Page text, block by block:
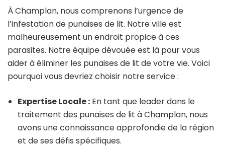
À Champlan, nous comprenons l’urgence de
l’infestation de punaises de lit. Notre ville est
malheureusement un endroit propice à ces
parasites. Notre équipe dévouée est là pour vous
aider à éliminer les punaises de lit de votre vie. Voici
pourquoi vous devriez choisir notre service :
Expertise Locale : En tant que leader dans le
traitement des punaises de lit à Champlan, nous
avons une connaissance approfondie de la région
et de ses défis spécifiques.